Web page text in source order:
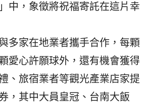
中，象徵將祝福寄託在這片幸
多家在地業者攜手合作，每顆
愛心許願球外，還有機會獲得
、旅宿業者等觀光產業店家提
，其中大員皇冠、台南大飯